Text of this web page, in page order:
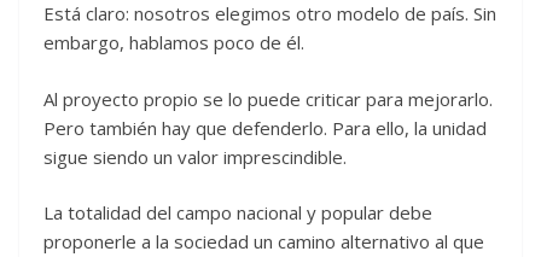
Está claro: nosotros elegimos otro modelo de país. Sin
embargo, hablamos poco de él.
Al proyecto propio se lo puede criticar para mejorarlo.
Pero también hay que defenderlo. Para ello, la unidad
sigue siendo un valor imprescindible.
La totalidad del campo nacional y popular debe
proponerle a la sociedad un camino alternativo al que